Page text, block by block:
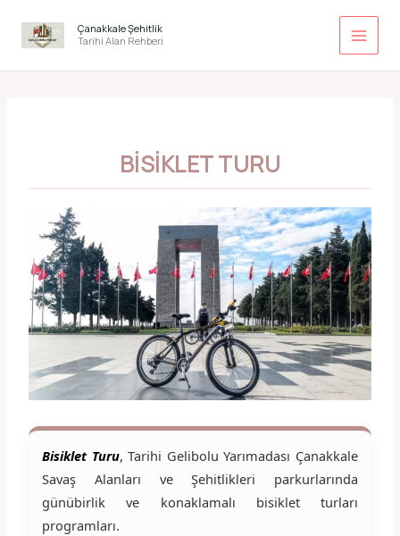
atla
Çanakkale Şehitlik
Tarihi Alan Rehberi
BISIKLET TURU
Bisiklet Turu, Tarihi Gelibolu Yarımadası Çanakkale
Savaş Alanları ve Şehitlikleri parkurlarında
günübirlik ve konaklamalı bisiklet turları
programları.